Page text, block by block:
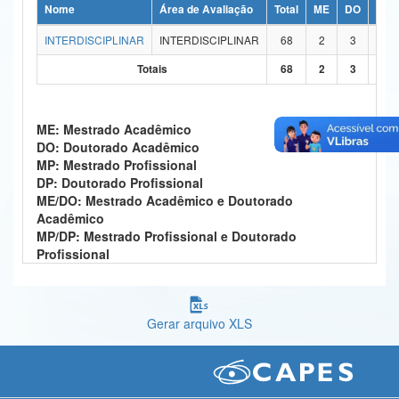
Ministério da Ciência, Tecnologia, Inovações e Comunicações
Ministério do Meio Ambiente
Ministério do Desenvolvimento Regional
Controladoria-Geral da União
Ministério da Mulher, da Família e dos Direitos Humanos
Secretaria-Geral
Nome Área de Avaliação Total ME DO
INTERDISCIPLINAR
INTERDISCIPLINAR 68 2 3
Totais
68 2 3
ME: Mestrado Acadêmico
DO: Doutorado Acadêmico
MP: Mestrado Profissional
DP: Doutorado Profissional
ME/DO: Mestrado Acadêmico e Doutorado
Acadêmico
MP/DP: Mestrado Profissional e Doutorado
Profissional
Gerar arquivo XLS